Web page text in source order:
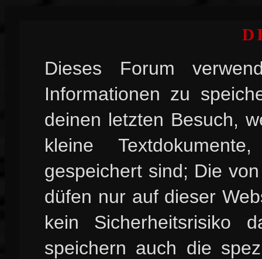
Dieses Forum
Informationen zu
deinen letzten Besuch,
kleine
gespeichert sind; Die
düfen nur auf dieser
kein Sicherheitsrisiko
speichern auch die